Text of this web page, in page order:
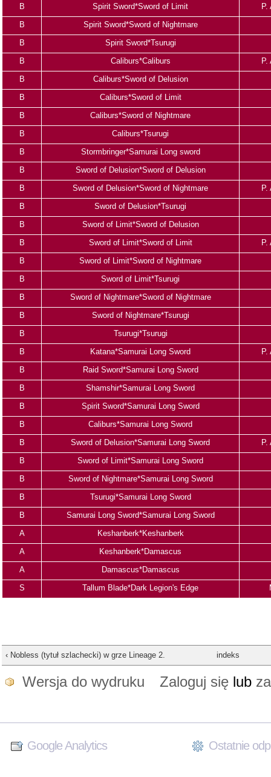
B Spirit Sword*Sword of Limit
B
Spirit Sword*Sword of Nightmare
B
Spirit Sword*Tsurugi
B
Caliburs*Caliburs
B
Caliburs*Sword of Delusion
B
Caliburs*Sword of Limit
B
Caliburs*Sword of Nightmare
B
Caliburs*Tsurugi
B
Stormbringer*Samurai Long sword
B
Sword of Delusion*Sword of Delusion
B
Sword of Delusion*Sword of Nightmare
B
Sword of Delusion*Tsurugi
B
Sword of Limit*Sword of Delusion
B
Sword of Limit*Sword of Limit
B
Sword of Limit*Sword of Nightmare
B
Sword of Limit*Tsurugi
B
Sword of Nightmare*Sword of Nightmare
B
Sword of Nightmare*Tsurugi
B
Tsurugi*Tsurugi
B
Katana*Samurai Long Sword
B
Raid Sword*Samurai Long Sword
B
Shamshir*Samurai Long Sword
B
Spirit Sword*Samurai Long Sword
B
Caliburs*Samurai Long Sword
B
Sword of Delusion*Samurai Long Sword
B
Sword of Limit*Samurai Long Sword
B
Sword of Nightmare*Samurai Long Sword
B
Tsurugi*Samurai Long Sword
B
Samurai Long Sword*Samurai Long Sword
A
Keshanberk*Keshanberk
A
Keshanberk*Damascus
A
Damascus*Damascus
S
Tallum Blade*Dark Legion's Edge
‹ Nobless (tytuł szlachecki) w grze Lineage 2. indeks
Wersja do wydruku Zaloguj sięlub
Google Analytics Ostatnie